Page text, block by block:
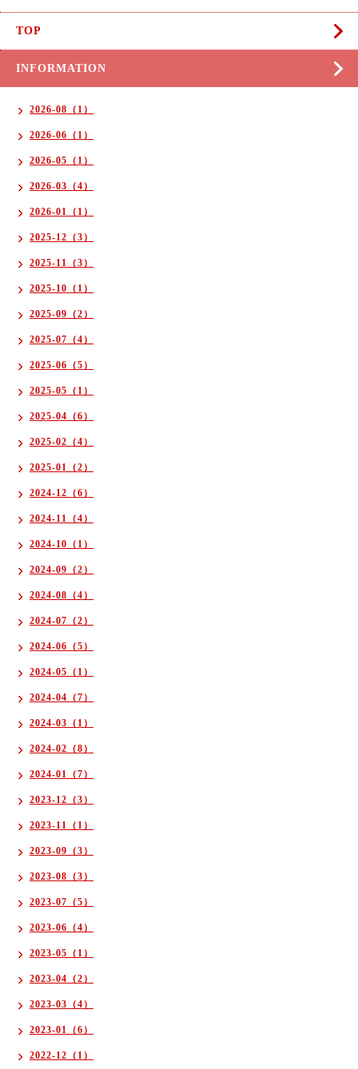
TOP
INFORMATION
2026-08（1）
2026-06（1）
2026-05（1）
2026-03（4）
2026-01（1）
2025-12（3）
2025-11（3）
2025-10（1）
2025-09（2）
2025-07（4）
2025-06（5）
2025-05（1）
2025-04（6）
2025-02（4）
2025-01（2）
2024-12（6）
2024-11（4）
2024-10（1）
2024-09（2）
2024-08（4）
2024-07（2）
2024-06（5）
2024-05（1）
2024-04（7）
2024-03（1）
2024-02（8）
2024-01（7）
2023-12（3）
2023-11（1）
2023-09（3）
2023-08（3）
2023-07（5）
2023-06（4）
2023-05（1）
2023-04（2）
2023-03（4）
2023-01（6）
2022-12（1）